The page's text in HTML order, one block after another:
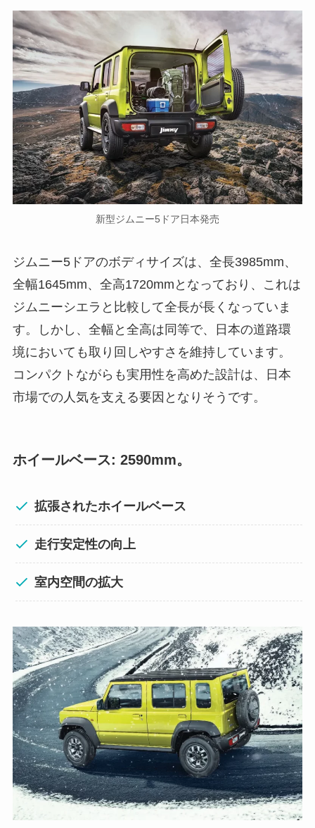
新型ジムニー5ドア日本発売
ジムニー5ドアのボディサイズは、全長3985mm、
全幅1645mm、全高1720mmとなっており、これは
ジムニーシエラと比較して全長が長くなっていま
す。しかし、全幅と全高は同等で、日本の道路環
境においても取り回しやすさを維持しています。
コンパクトながらも実用性を高めた設計は、日本
市場での人気を支える要因となりそうです。
ホイールベース: 2590mm。
拡張されたホイールベース
走行安定性の向上
室内空間の拡大